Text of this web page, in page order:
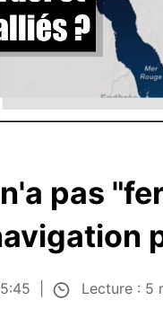
pas
Lecture : 5